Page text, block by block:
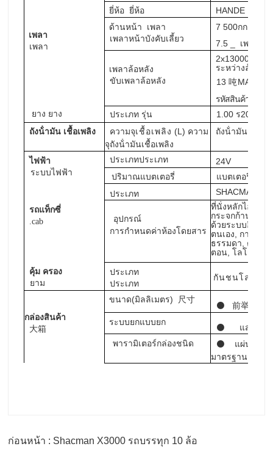
เพลา
เพลา
ยี่ห้อ ยี่ห้อ HANDE
ด้านหน้า เพลา
เพลาหน้าบังคับเลี้ยว
7 500กก
7.5
เพลาหน้
เพลาล้อหลัง
ขับเพลาล้อหลัง
2x13000kg
ระหว่างล้อ
13 吨MAN
รหัสสินค้า :
ยาง ยาง ประเภท รุ่น 1.00 ร20
ถังน้ํามัน เชื้อเพลิง
ความจุเชื้อเพลิง (L) ความ
จุถังน้ํามันเชื้อเพลิง
ถังน้ํามันอลูมิเ
ไฟฟ้า
ระบบไฟฟ้า
ประเภทประเภท 24V
ปริมาณแบตเตอรี่ แบตเตอรี่ 1
รถแท็กซี่
.cab
ประเภท SHACMAN
อุปกรณ์
การกําหนดค่าห้องโดยสาร
ที่นั่งหลักไฮดรอ
กระจกก้าน, เค
ด้วยระบบอิเล็ก
ตนเอง, การทํา
ธรรมดา, ตะแก
ตอน, โลโก้
คุ้ม ครอง
ยาม
ประเภท
ประเภท
กันชนโลหะ
กล่องสินค้า
大箱
ขนาด(มิลลิเมตร) 尺寸
⚫ 前举
ระบบยกแบบยก
⚫ แสดง
พารามิเตอร์กล่องชนิด
⚫
แผ่นฐาน
มาตรฐาน
ก่อนหน้า : Shacman X3000 รถบรรทุก 10 ล้อ